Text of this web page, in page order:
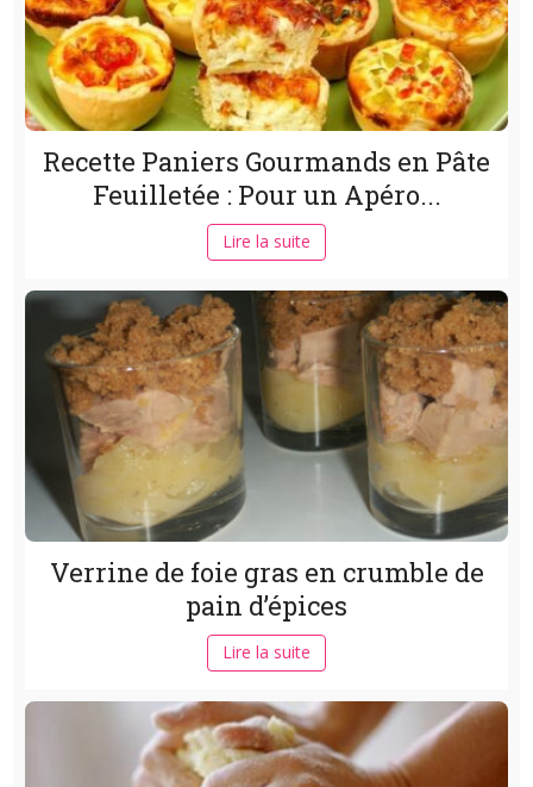
Recette Paniers Gourmands en Pâte
Feuilletée : Pour un Apéro...
Lire la suite
Verrine de foie gras en crumble de
pain d’épices
Lire la suite